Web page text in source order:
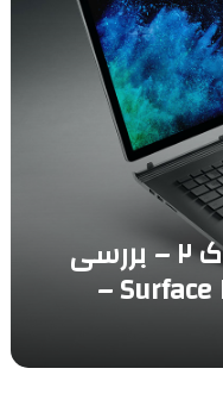
مشخصات سرفیس بوک ٢ – بررسی
سخت افزاری – Surface Book 2 –